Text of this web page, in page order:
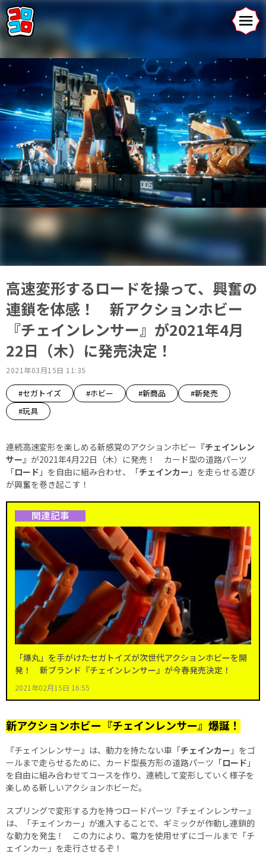
高速変形するロードを操って、興奮の
連鎖を体感！ 新アクションホビー
『チェインレンサー』が2021年4月
22日（木）に発売決定！
2021年03月15日 11:35
#セガトイズ #ホビー #新商品
#新発売
#玩具
連続高速変形を楽しめる新感覚のアクションホビー『チェインレン
サー』が2021年4月22日（木）に発売！ カード型の道路パーツ
「ロード 」を自由に組み合わせ、「チェインカー 」を走らせる遊び
が興奮を巻き起こす！
関連記事
「爆丸」を手がけたセガトイズが次世代アクションホビーを開
発！ 新ブランド『チェインレンサー』が今春発売決定！
2021年02月15日 16:55
新アクションホビー『チェインレンサー』爆誕！
『チェインレンサー』は、動力を持たない車「チェインカー 」をゴ
ールまで走らせるために、カード型長方形の道路パーツ「ロード 」
を自由に組み合わせてコースを作り、連続して変形していく様子を
楽しめる新しいアクションホビーだ。
スプリングで変形する力を持つロードパーツ『チェインレンサー』
は、「チェインカー」が進入することで、ギミックが作動し連鎖的
な動力を発生！ この力により、電力を使用せずにゴールまで「チ
ェインカー」を走行させるぞ！